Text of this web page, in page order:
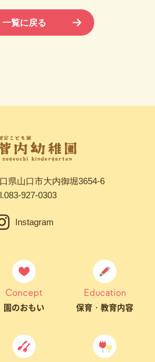
一覧に戻る
県山口市大内御堀3654-6
083-927-0303
Instagram
Concept
園のおもい
Education
保育・教育内容